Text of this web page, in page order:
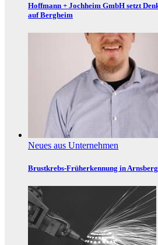
Hoffmann + Jochheim GmbH setzt
auf Bergheim
Neues aus Unternehmen
Brustkrebs-Früherkennung in